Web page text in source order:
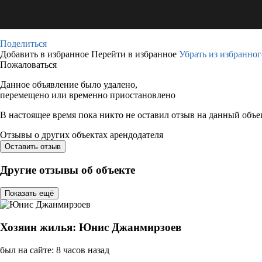
Поделиться
Добавить в избранное Перейти в избранное Убрать из
Пожаловаться
Данное объявление было удалено,
перемещено или временно приостановлено
В настоящее время пока никто не оставил отзыв на данный
Отзывы о других объектах арендодателя
Оставить отзыв
Другие отзывы об объекте
Показать ещё
Хозяин жилья: Юнис Джанмирзоев
был на сайте: 8 часов назад